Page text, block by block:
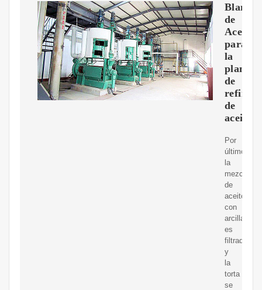
de
Aceite
para
la
planta
de
de
aceite
Por
último,
la
mezcla
de
aceite
con
arcilla
es
filtrada
y
la
torta
se